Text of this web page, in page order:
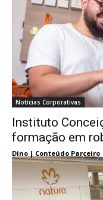
Notícias Corporativas
Instituto
formação em
Dino | Conteúdo Parceiro